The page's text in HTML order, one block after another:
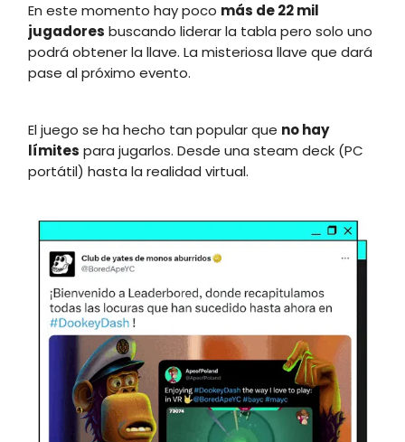
En este momento hay poco más de 22 mil
jugadores buscando liderar la tabla pero solo uno
podrá obtener la llave. La misteriosa llave que dará
pase al próximo evento.
El juego se ha hecho tan popular que no hay
límites para jugarlos. Desde una steam deck (PC
portátil) hasta la realidad virtual.